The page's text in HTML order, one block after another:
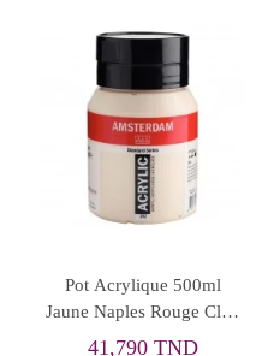
Acrylique 500ml Buff
Titane Foncé 290 -
Amsterdam
41,790 TND